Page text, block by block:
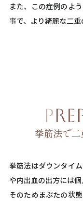
また、この症例のよ
事で、より綺麗な二重
挙筋法で
挙筋法はダウンタイ
や内出血の出方には個
そのためまぶたの状